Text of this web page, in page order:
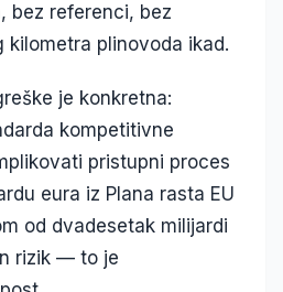
bez referenci, bez
kilometra plinovoda ikad.
je konkretna:
kompetitivne
pristupni proces
eura iz Plana rasta EU
od dvadesetak milijardi
rizik — to je